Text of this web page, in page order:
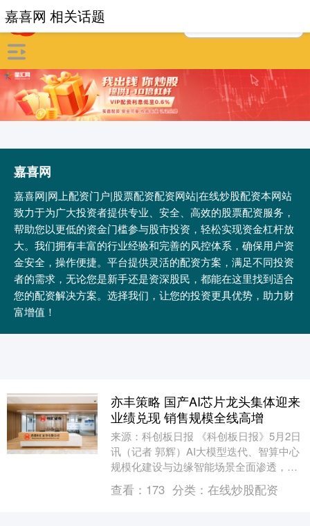
嘉喜网
嘉喜网|网上配资门户|股票配资配资网站|在线炒股配资本网站
致力于为广大投资者提供专业、安全、高效的股票配资服务，
帮助您以更低的资金门槛参与股市投资，轻松实现资金杠杆放
大。我们拥有丰富的行业经验和完善的风控体系，确保用户资
金安全，操作便捷。平台提供灵活的配资方案，满足不同投资
者的需求，无论您是新手还是资深股民，都能在这里找到适合
您的配资解决方案。选择我们，让您的投资更具优势，助力财
富增值！
嘉喜网 相关话题
亦丰策略 国产AI芯片龙头集体迎来
业绩兑现 销售规模全线高增
来源：科创板日报 《科创板日报》5月2日
讯（记者 郭辉）AI大模型迭代、智算中心
规模化建设与边缘智能场景全面渗透，持
续推高国内AI算力市场需求，国产算力芯
片企业....
查看： 173 分类： 在线炒股配资